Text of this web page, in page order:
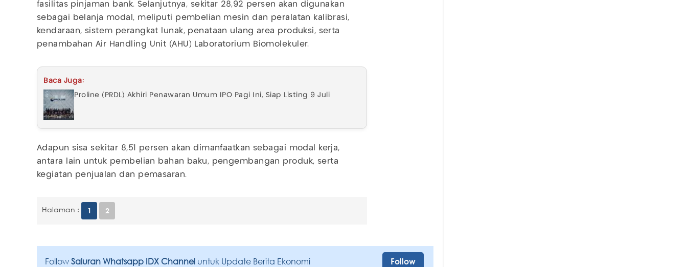
fasilitas pinjaman bank. Selanjutnya, sekitar 28,92 persen akan digunakan
sebagai belanja modal, meliputi pembelian mesin dan peralatan kalibrasi,
kendaraan, sistem perangkat lunak, penataan ulang area produksi, serta
penambahan Air Handling Unit (AHU) Laboratorium Biomolekuler.
Baca Juga:
Proline (PRDL) Akhiri Penawaran Umum IPO Pagi Ini, Siap Listing 9 Juli
Adapun sisa sekitar 8,51 persen akan dimanfaatkan sebagai modal kerja,
antara lain untuk pembelian bahan baku, pengembangan produk, serta
kegiatan penjualan dan pemasaran.
Halaman : 1 2
Follow Saluran Whatsapp IDX Channel untuk Update Berita Ekonomi Follow